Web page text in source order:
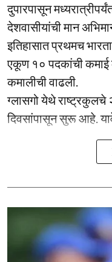
दुपारपासून
देशवासीयांची मान
इतिहासात प्रथमच
एकूण १० पदकांची कमाई
कमालीची वाढली.
ग्लासगो येथे राष्ट्रकुलचे
दिवसांपासून सुरू आहे.